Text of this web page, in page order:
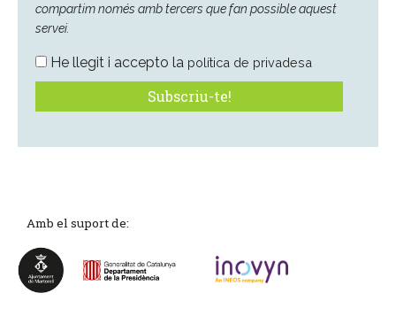
compartim només amb tercers que fan possible aquest
servei.
He llegit i accepto la política de privadesa
Amb el suport de: